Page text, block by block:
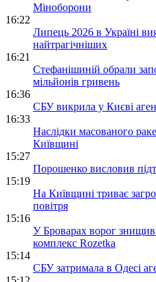
Міноборони
16:22
Липець 2026 в Україні
найтрагічніших
16:21
Стефанішиній обрали
мільйонів гривень
16:36
СБУ викрила у Києві
16:33
Наслідки масованого
Київщині
15:27
Порошенко висловив
15:19
На Київщині триває
повітря
15:16
У Броварах ворог знищив
комплекс Rozetka
15:14
СБУ затримала в Одесі